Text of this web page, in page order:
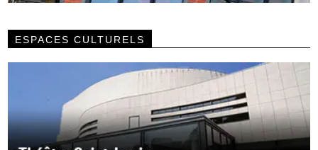
ESPACES CULTURELS